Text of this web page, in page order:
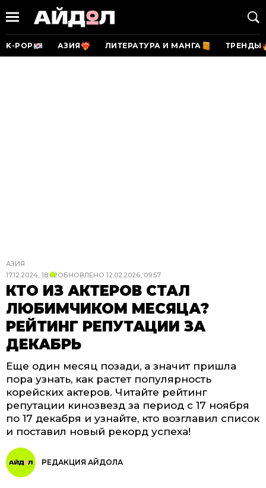
K-POP АЗИЯ ЛИТЕРАТУРА И МАНГА ТРЕНДЫ
АЗИЯ
17.12.2024, 18:02ОБНОВЛЕНО 12.02.2026, 09:57
КТО ИЗ АКТЕРОВ СТАЛ
ЛЮБИМЧИКОМ МЕСЯЦА?
РЕЙТИНГ РЕПУТАЦИИ ЗА
ДЕКАБРЬ
Еще один месяц позади, а значит пришла
пора узнать, как растет популярность
корейских актеров. Читайте рейтинг
репутации кинозвезд за период с 17 ноября
по 17 декабря и узнайте, кто возглавил список
и поставил новый рекорд успеха!
РЕДАКЦИЯ АЙДОЛА